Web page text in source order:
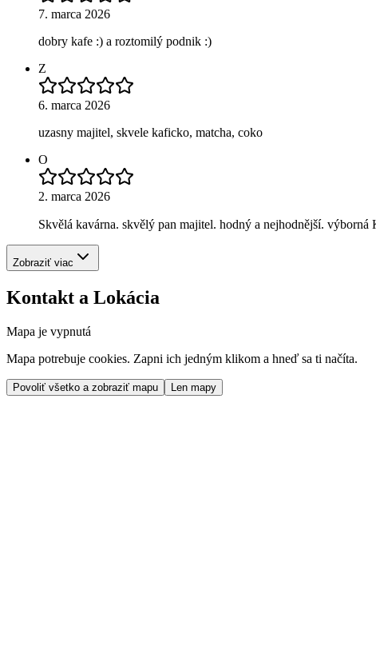
7. marca 2026
dobry kafe :) a roztomilý podnik :)
Z
6. marca 2026
uzasny majitel, skvele kaficko, matcha, coko
O
2. marca 2026
Skvělá kavárna. skvělý pan majitel. hodný a nejhodnější.
Zobraziť viac
Kontakt a Lokácia
Mapa je vypnutá
Mapa potrebuje cookies. Zapni ich jedným klikom a hneď sa ti načíta.
Povoliť všetko a zobraziť mapu Len mapy